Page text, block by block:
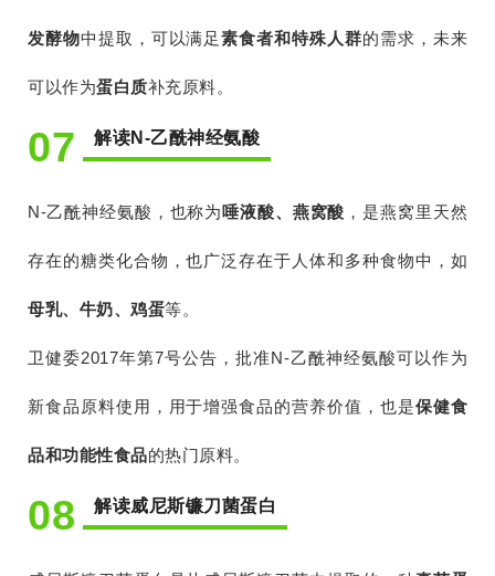
发酵物中提取，可以满足素食者和特殊人群的需求，未来
可以作为蛋白质补充原料。
07 解读N-乙酰神经氨酸
N-乙酰神经氨酸，也称为唾液酸、燕窝酸 ，是燕窝里天然
存在的糖类化合物，也广泛存在于人体和多种食物中，如
母乳、牛奶、鸡蛋等。
卫健委2017年第7号公告，批准N-乙酰神经氨酸可以作为
新食品原料使用，用于增强食品的营养价值，也是保健食
品和功能性食品的热门原料。
08 解读威尼斯镰刀菌蛋白